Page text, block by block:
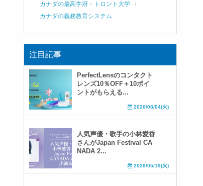
カナダの最高学府・トロント大学
カナダの義務教育システム
注目記事
PerfectLensのコンタクト
レンズ10％OFF＋10ポイ
ントがもらえる...
2026/08/04(火)
人気声優・歌手の小林愛香
さんがJapan Festival CA
NADA 2...
2026/05/19(火)